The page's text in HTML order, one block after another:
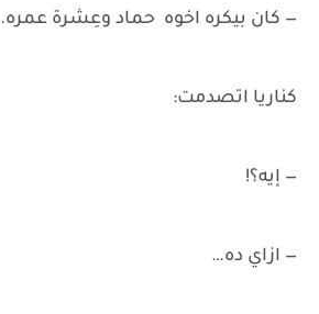
— كان بيكره اخوه حماد وعِشرة عمره.
كناريا اتصدمت:
— إيه؟!
— ازاي ده…